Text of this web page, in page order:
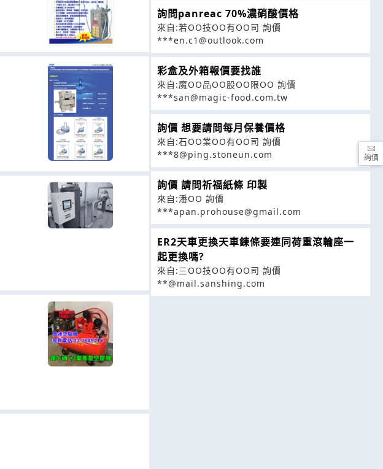
詢問panreac 70%濃硝酸價格
來自:若OO技OO有OO司 詢價
***en.c1@outlook.com
彩盒及外箱報價要找誰
來自:魔OO品OO股OO限OO 詢價
***san@magic-food.com.tw
詢價 想要請問每月保養價格
來自:石OO業OO有OO司 詢價
***8@ping.stoneun.com
詢價 請問祈福紙條 印製
來自:潘OO 詢價
***apan.prohouse@gmail.com
ER2天車更換天車鍊條要連同荷重滾輪座一
起更換嗎?
來自:三OO技OO有OO司 詢價
**@mail.sanshing.com
詢價